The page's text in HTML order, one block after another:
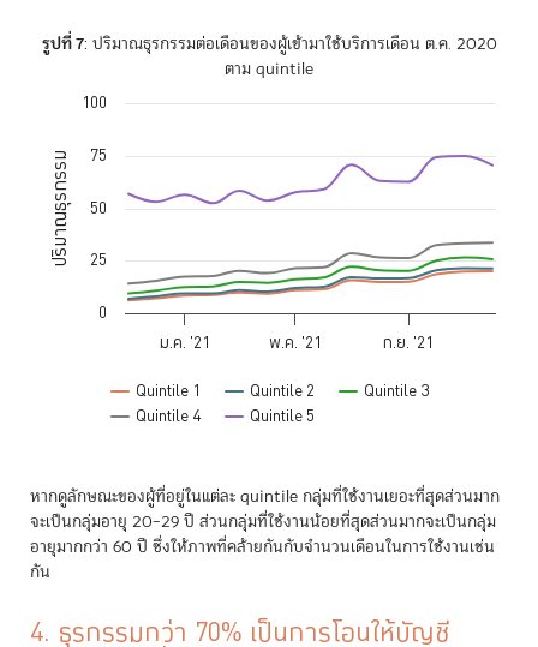
รูปที่ 7: ปริมาณธุรกรรมต่อเดือนของผู้เข้ามาใช้บริการเดือน ต.ค. 2020
ตาม quintile
Line chart with 5 lines.
The chart has 1 X axis displaying Time. Data ranges from 2020-
The chart has 1 Y axis displaying ปริมาณธุรกรรม. Data ranges from
ปริมาณธุรกรรม
Quintile 1 Quintile 2
Quintile 3
Quintile 4
Quintile 5
ม.ค. '21 พ.ค. '21 ก.ย. '21
0
25
50
75
100
หากดูลักษณะของผู้ที่อยู่ในแต่ละ quintile กลุ่มที่ใช้งานเยอะที่สุดส่วนมาก
จะเป็นกลุ่มอายุ 20–29 ปี ส่วนกลุ่มที่ใช้งานน้อยที่สุดส่วนมากจะเป็นกลุ่ม
อายุมากกว่า 60 ปี ซึ่งให้ภาพที่คล้ายกันกับจำนวนเดือนในการใช้งานเช่น
กัน
4. ธุรกรรมกว่า 70% เป็นการโอนให้บัญชี